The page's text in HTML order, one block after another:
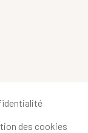
des cookies